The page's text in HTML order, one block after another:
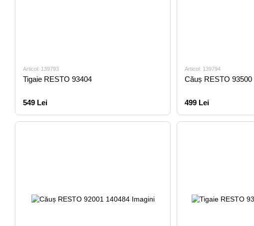
Articol: 139793
Tigaie RESTO 93404
549 Lei
Articol: 139794
Căuș RESTO 93500
499 Lei